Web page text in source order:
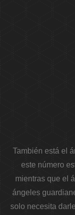
También está el
este número
mientras que el
ángeles
solo necesita